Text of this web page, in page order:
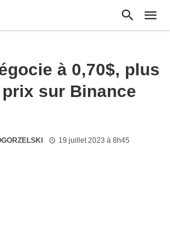
à 0,70$, plus
sur Binance
19 juillet 2023 à 8h45